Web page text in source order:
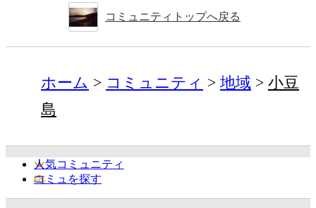
コミュニティトップへ戻る
ホーム コミュニティ 地域
小豆
島
人気コミュニティ
コミュを探す